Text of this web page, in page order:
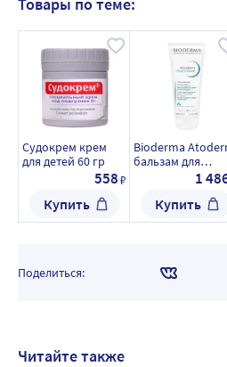
Судокрем крем
для детей 60 гр
558₽
Купить
Bioderma
бальзам для
восстановления
сухой и
кожи 200 мл
1
Купить
Поделиться:
Читайте также